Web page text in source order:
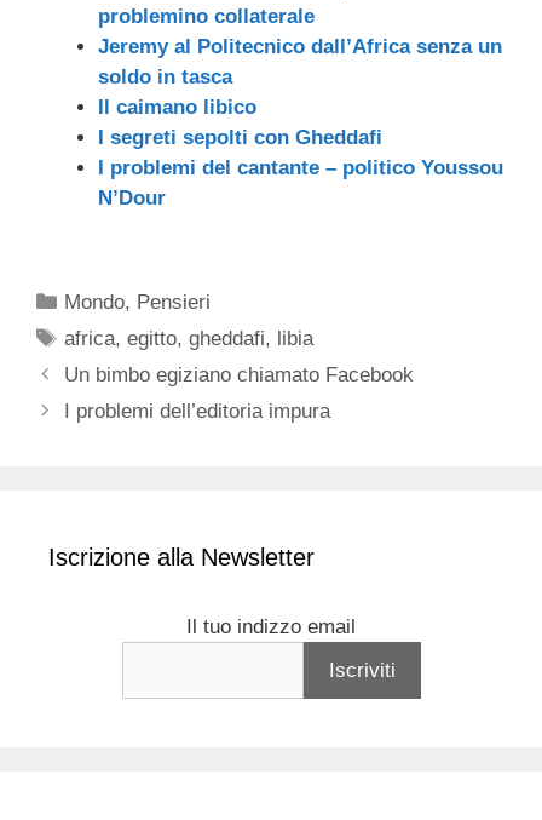
problemino collaterale
Jeremy al Politecnico dall’Africa senza un
soldo in tasca
Il caimano libico
I segreti sepolti con Gheddafi
I problemi del cantante – politico Youssou
N’Dour
Categorie
Mondo, Pensieri
Tag
africa,egitto,gheddafi, libia
Un bimbo egiziano chiamato Facebook
I problemi dell’editoria impura
Iscrizione alla Newsletter
Il tuo indizzo email